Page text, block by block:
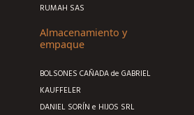
RUMAH SAS
Almacenamiento y
empaque
BOLSONES CAÑADA de GABRIEL
KAUFFELER
DANIEL SORÍN e HIJOS SRL